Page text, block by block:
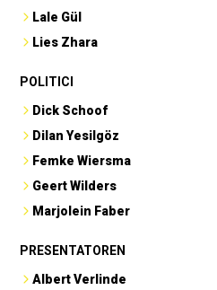
Lale Gül
Lies Zhara
POLITICI
Dick Schoof
Dilan Yesilgöz
Femke Wiersma
Geert Wilders
Marjolein Faber
PRESENTATOREN
Albert Verlinde